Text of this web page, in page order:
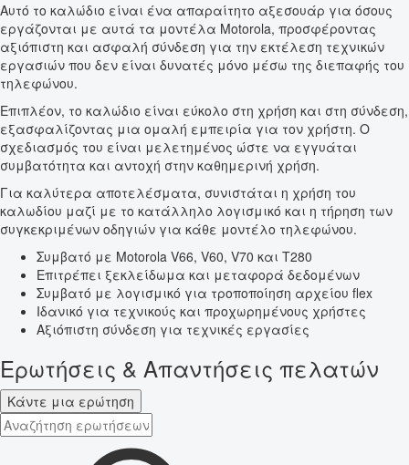
Αυτό το καλώδιο είναι ένα απαραίτητο αξεσουάρ για όσους
εργάζονται με αυτά τα μοντέλα Motorola, προσφέροντας
αξιόπιστη και ασφαλή σύνδεση για την εκτέλεση τεχνικών
εργασιών που δεν είναι δυνατές μόνο μέσω της διεπαφής του
τηλεφώνου.
Επιπλέον, το καλώδιο είναι εύκολο στη χρήση και στη σύνδεση,
εξασφαλίζοντας μια ομαλή εμπειρία για τον χρήστη. Ο
σχεδιασμός του είναι μελετημένος ώστε να εγγυάται
συμβατότητα και αντοχή στην καθημερινή χρήση.
Για καλύτερα αποτελέσματα, συνιστάται η χρήση του
καλωδίου μαζί με το κατάλληλο λογισμικό και η τήρηση των
συγκεκριμένων οδηγιών για κάθε μοντέλο τηλεφώνου.
Συμβατό με Motorola V66, V60, V70 και T280
Επιτρέπει ξεκλείδωμα και μεταφορά δεδομένων
Συμβατό με λογισμικό για τροποποίηση αρχείου flex
Ιδανικό για τεχνικούς και προχωρημένους χρήστες
Αξιόπιστη σύνδεση για τεχνικές εργασίες
Ερωτήσεις & Απαντήσεις πελατών
Κάντε μια ερώτηση